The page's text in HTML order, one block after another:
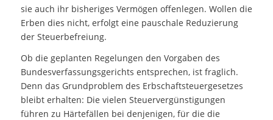
sie auch ihr bisheriges Vermögen offenlegen. Wollen die
Erben dies nicht, erfolgt eine pauschale Reduzierung
der Steuerbefreiung.
Ob die geplanten Regelungen den Vorgaben des
Bundesverfassungsgerichts entsprechen, ist fraglich.
Denn das Grundproblem des Erbschaftsteuergesetzes
bleibt erhalten: Die vielen Steuervergünstigungen
führen zu Härtefällen bei denjenigen, für die die